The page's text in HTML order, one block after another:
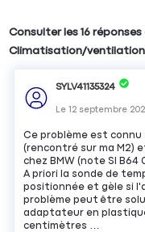
Consulter les 16
Climatisation/
SYLV41135324
Le12 septembre
Ce problème est
(rencontré sur ma M2)
chez BMW (note SI B64
A priori la sonde de
positionnée et gèle si
problème peut être
adaptateur en
centimètres …